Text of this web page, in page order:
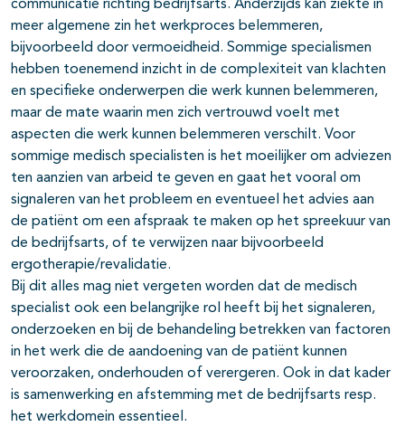
communicatie richting bedrijfsarts. Anderzijds kan ziekte in
meer algemene zin het werkproces belemmeren,
bijvoorbeeld door vermoeidheid. Sommige specialismen
hebben toenemend inzicht in de complexiteit van klachten
en specifieke onderwerpen die werk kunnen belemmeren,
maar de mate waarin men zich vertrouwd voelt met
aspecten die werk kunnen belemmeren verschilt. Voor
sommige medisch specialisten is het moeilijker om adviezen
ten aanzien van arbeid te geven en gaat het vooral om
signaleren van het probleem en eventueel het advies aan
de patiënt om een afspraak te maken op het spreekuur van
de bedrijfsarts, of te verwijzen naar bijvoorbeeld
ergotherapie/revalidatie.
Bij dit alles mag niet vergeten worden dat de medisch
specialist ook een belangrijke rol heeft bij het signaleren,
onderzoeken en bij de behandeling betrekken van factoren
in het werk die de aandoening van de patiënt kunnen
veroorzaken, onderhouden of verergeren. Ook in dat kader
is samenwerking en afstemming met de bedrijfsarts resp.
het werkdomein essentieel.